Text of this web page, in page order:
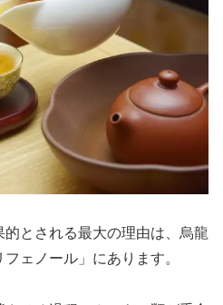
とされる最大の理由は、烏龍
ェノール」にあります。